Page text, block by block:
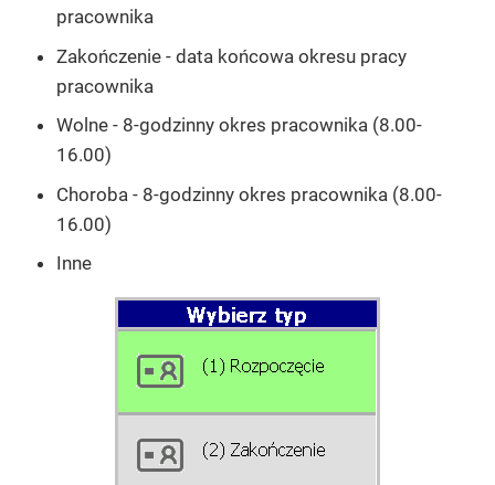
pracownika
Zakończenie - data końcowa okresu pracy
pracownika
Wolne - 8-godzinny okres pracownika (8.00-
16.00)
Choroba - 8-godzinny okres pracownika (8.00-
16.00)
Inne